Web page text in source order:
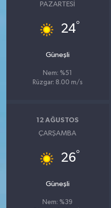
PAZARTESI
24°
Güneşli
Nem: %51
Rüzgar: 8.00 m/s
12 AĞUSTOS
ÇARŞAMBA
26°
Güneşli
Nem: %39